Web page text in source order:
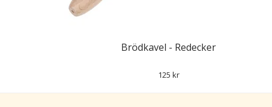
Brödkavel - Redecker
125 kr